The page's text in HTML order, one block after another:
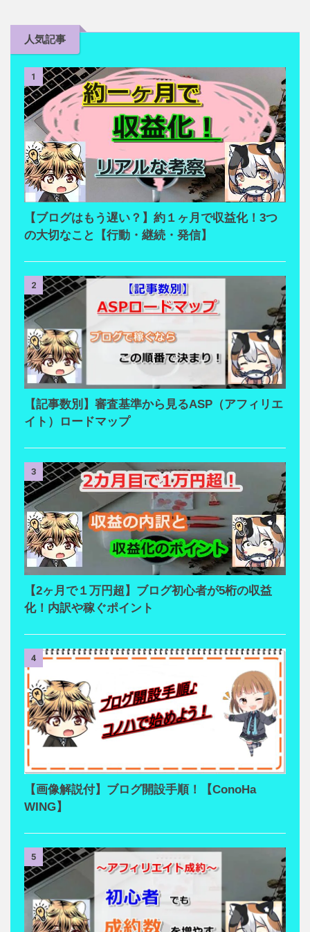
人気記事
1
【ブログはもう遅い？】約１ヶ月で収益化！3つ
の大切なこと【行動・継続・発信】
2
【記事数別】審査基準から見るASP（アフィリエ
イト）ロードマップ
3
【2ヶ月で１万円超】ブログ初心者が5桁の収益
化！内訳や稼ぐポイント
4
【画像解説付】ブログ開設手順！【ConoHa
WING】
5